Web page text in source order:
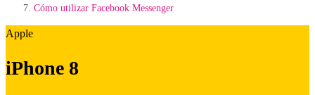
Cómo utilizar Facebook Messenger
Apple
iPhone 8